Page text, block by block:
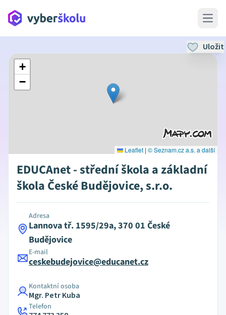
Open
Uložit
+
−
Leaflet | © Seznam.cz a.s. a další
EDUCAnet - střední škola a základní
škola České Budějovice, s.r.o.
Adresa
Lannova tř. 1595/29a, 370 01 České
Budějovice
E-mail
ceskebudejovice@educanet.cz
Kontaktní osoba
Mgr. Petr Kuba
Telefon